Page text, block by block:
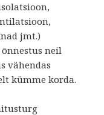
jmt.)
neil
vähendas
kümme korda.